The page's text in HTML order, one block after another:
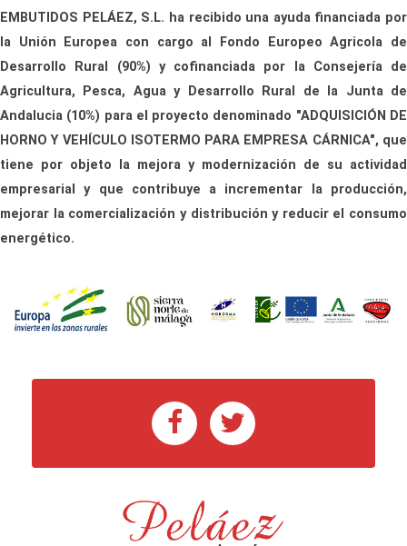
EMBUTIDOS PELÁEZ, S.L. ha recibido una ayuda financiada por
la Unión Europea con cargo al Fondo Europeo Agricola de
Desarrollo Rural (90%) y cofinanciada por la Consejería de
Agricultura, Pesca, Agua y Desarrollo Rural de la Junta de
Andalucia (10%) para el proyecto denominado "ADQUISICIÓN DE
HORNO Y VEHÍCULO ISOTERMO PARA EMPRESA CÁRNICA", que
tiene por objeto la mejora y modernización de su actividad
empresarial y que contribuye a incrementar la producción,
mejorar la comercialización y distribución y reducir el consumo
energético.